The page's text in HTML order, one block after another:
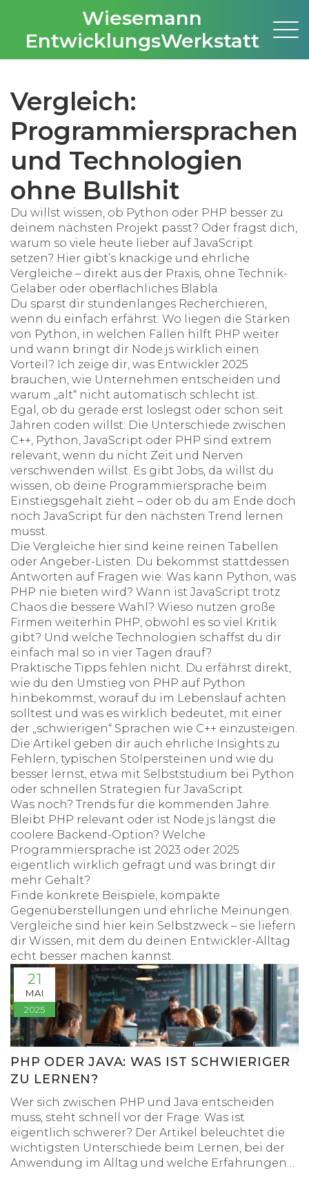
Wiesemann
EntwicklungsWerkstatt
Vergleich:
Programmiersprachen
und Technologien
ohne Bullshit
Du willst wissen, ob Python oder PHP besser zu
deinem nächsten Projekt passt? Oder fragst dich,
warum so viele heute lieber auf JavaScript
setzen? Hier gibt’s knackige und ehrliche
Vergleiche – direkt aus der Praxis, ohne Technik-
Gelaber oder oberflächliches Blabla.
Du sparst dir stundenlanges Recherchieren,
wenn du einfach erfährst: Wo liegen die Stärken
von Python, in welchen Fällen hilft PHP weiter
und wann bringt dir Node.js wirklich einen
Vorteil? Ich zeige dir, was Entwickler 2025
brauchen, wie Unternehmen entscheiden und
warum „alt“ nicht automatisch schlecht ist.
Egal, ob du gerade erst loslegst oder schon seit
Jahren coden willst: Die Unterschiede zwischen
C++, Python, JavaScript oder PHP sind extrem
relevant, wenn du nicht Zeit und Nerven
verschwenden willst. Es gibt Jobs, da willst du
wissen, ob deine Programmiersprache beim
Einstiegsgehalt zieht – oder ob du am Ende doch
noch JavaScript für den nächsten Trend lernen
musst.
Die Vergleiche hier sind keine reinen Tabellen
oder Angeber-Listen. Du bekommst stattdessen
Antworten auf Fragen wie: Was kann Python, was
PHP nie bieten wird? Wann ist JavaScript trotz
Chaos die bessere Wahl? Wieso nutzen große
Firmen weiterhin PHP, obwohl es so viel Kritik
gibt? Und welche Technologien schaffst du dir
einfach mal so in vier Tagen drauf?
Praktische Tipps fehlen nicht. Du erfährst direkt,
wie du den Umstieg von PHP auf Python
hinbekommst, worauf du im Lebenslauf achten
solltest und was es wirklich bedeutet, mit einer
der „schwierigen“ Sprachen wie C++ einzusteigen.
Die Artikel geben dir auch ehrliche Insights zu
Fehlern, typischen Stolpersteinen und wie du
besser lernst, etwa mit Selbststudium bei Python
oder schnellen Strategien für JavaScript.
Was noch? Trends für die kommenden Jahre.
Bleibt PHP relevant oder ist Node.js längst die
coolere Backend-Option? Welche
Programmiersprache ist 2023 oder 2025
eigentlich wirklich gefragt und was bringt dir
mehr Gehalt?
Finde konkrete Beispiele, kompakte
Gegenüberstellungen und ehrliche Meinungen.
Vergleiche sind hier kein Selbstzweck – sie liefern
dir Wissen, mit dem du deinen Entwickler-Alltag
echt besser machen kannst.
21
MAI
2025
PHP ODER JAVA: WAS IST SCHWIERIGER
ZU LERNEN?
Wer sich zwischen PHP und Java entscheiden
muss, steht schnell vor der Frage: Was ist
eigentlich schwerer? Der Artikel beleuchtet die
wichtigsten Unterschiede beim Lernen, bei der
Anwendung im Alltag und welche Erfahrungen